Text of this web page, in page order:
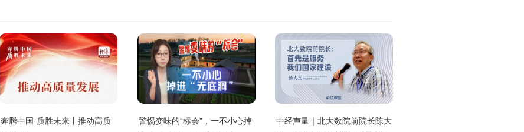
奔腾中国·质胜未来丨推动高质
警惕变味的“标会”，一不小心掉
中经声量｜北大数院前院长陈大